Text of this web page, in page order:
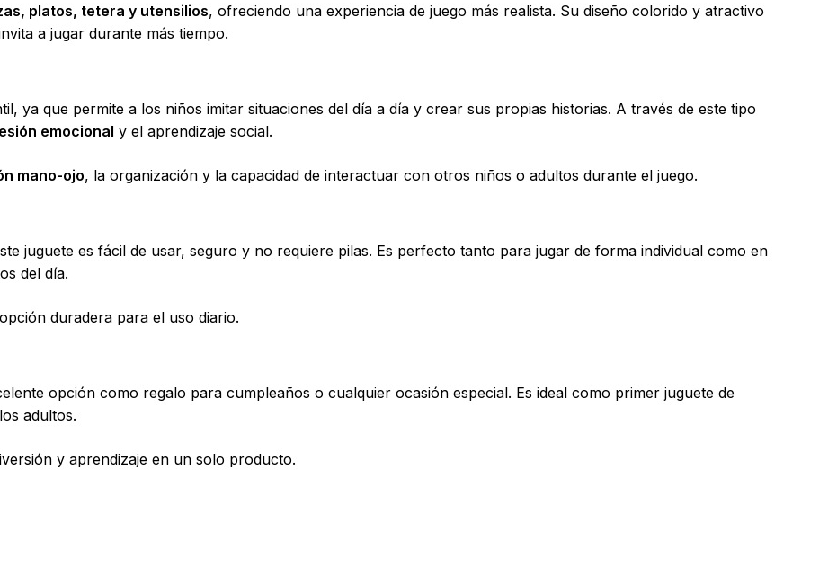
platos, tetera y utensilios, ofreciendo una experiencia de juego más realista. Su diseño colorido y atractivo
a jugar durante más tiempo.
ya que permite a los niños imitar situaciones del día a día y crear sus propias historias. A través de este tipo
emocional y el aprendizaje social.
mano-ojo, la organización y la capacidad de interactuar con otros niños o adultos durante el juego.
juguete es fácil de usar, seguro y no requiere pilas. Es perfecto tanto para jugar de forma individual como en
del día.
duradera para el uso diario.
opción como regalo para cumpleaños o cualquier ocasión especial. Es ideal como primer juguete de
adultos.
y aprendizaje en un solo producto.